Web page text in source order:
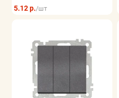
5.12 р./шт